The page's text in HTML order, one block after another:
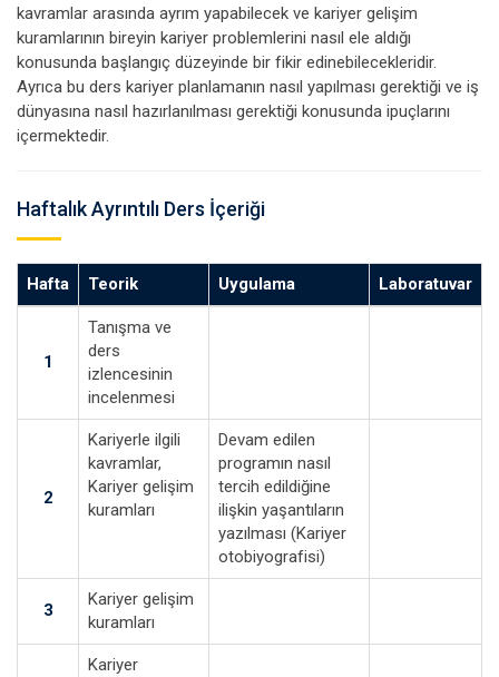
kavramlar arasında ayrım yapabilecek ve kariyer gelişim
kuramlarının bireyin kariyer problemlerini nasıl ele aldığı
konusunda başlangıç düzeyinde bir fikir edinebilecekleridir.
Ayrıca bu ders kariyer planlamanın nasıl yapılması gerektiği ve iş
dünyasına nasıl hazırlanılması gerektiği konusunda ipuçlarını
içermektedir.
Haftalık Ayrıntılı Ders İçeriği
Hafta Teorik Uygulama Laboratuvar
1
Tanışma ve
ders
izlencesinin
incelenmesi
2
Kariyerle ilgili
kavramlar,
Kariyer gelişim
kuramları
Devam edilen
programın nasıl
tercih edildiğine
ilişkin yaşantıların
yazılması (Kariyer
otobiyografisi)
3
Kariyer gelişim
kuramları
Kariyer